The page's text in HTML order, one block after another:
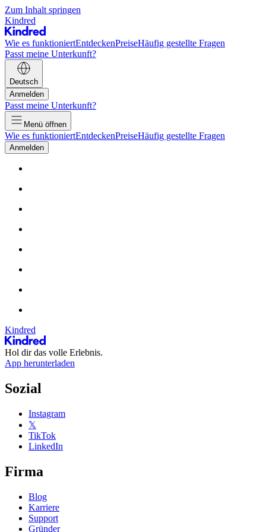
Zum Inhalt springen
Kindred
Wie es funktioniertEntdeckenPreiseHäufig gestellte Fragen
Passt meine Unterkunft?
Deutsch
Anmelden
Passt meine Unterkunft?
Menü öffnen
Wie es funktioniertEntdeckenPreiseHäufig gestellte Fragen
Anmelden
Kindred
Hol dir das volle Erlebnis.
App herunterladen
Sozial
Instagram
𝕏
TikTok
LinkedIn
Firma
Blog
Karriere
Support
Gründer